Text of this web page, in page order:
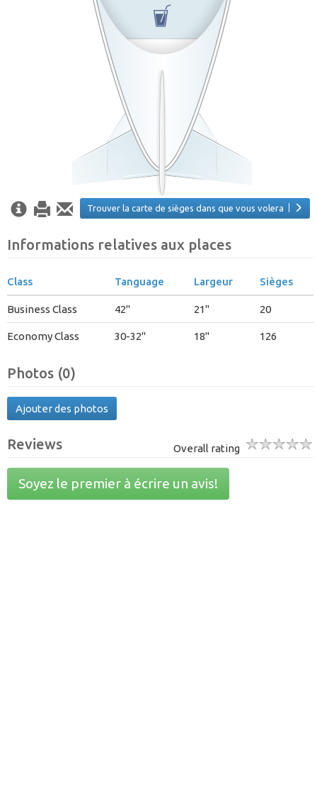
Trouver la carte de sièges dans que vous volera
Informations relatives aux places
Class Tanguage Largeur Sièges
Business Class 42" 21" 20
Economy Class 30-32" 18" 126
Photos (0)
Ajouter des photos
Overall rating
Reviews
Soyez le premier à écrire un avis!